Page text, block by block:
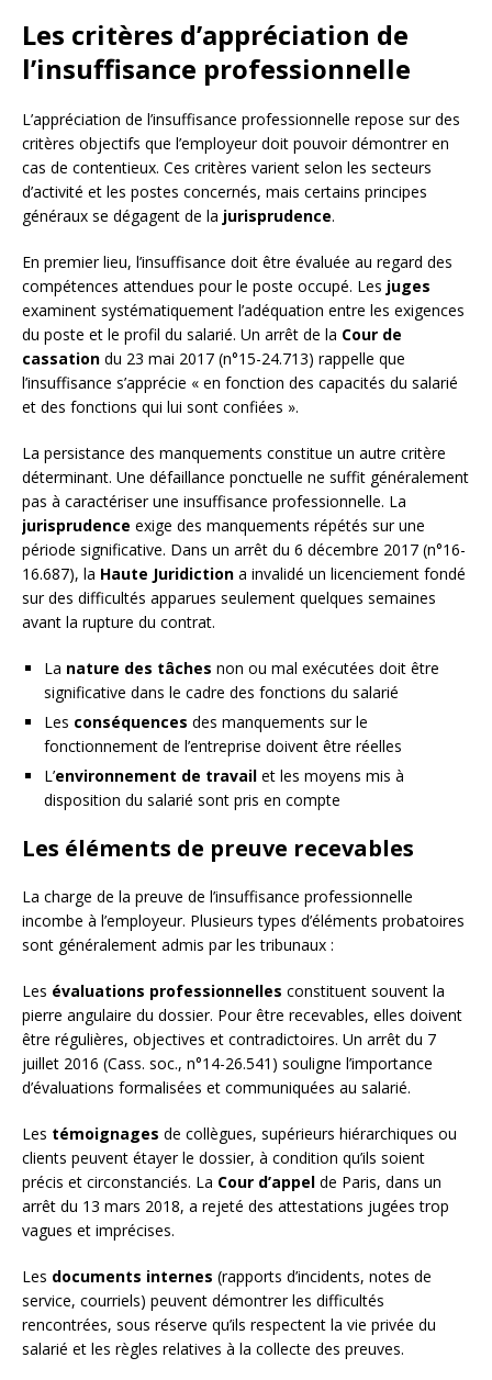
Les critères d’appréciation de
l’insuffisance professionnelle
L’appréciation de l’insuffisance professionnelle repose sur des
critères objectifs que l’employeur doit pouvoir démontrer en
cas de contentieux. Ces critères varient selon les secteurs
d’activité et les postes concernés, mais certains principes
généraux se dégagent de la jurisprudence.
En premier lieu, l’insuffisance doit être évaluée au regard des
compétences attendues pour le poste occupé. Les juges
examinent systématiquement l’adéquation entre les exigences
du poste et le profil du salarié. Un arrêt de la Cour de
cassation du 23 mai 2017 (n°15-24.713) rappelle que
l’insuffisance s’apprécie « en fonction des capacités du salarié
et des fonctions qui lui sont confiées ».
La persistance des manquements constitue un autre critère
déterminant. Une défaillance ponctuelle ne suffit généralement
pas à caractériser une insuffisance professionnelle. La
jurisprudence exige des manquements répétés sur une
période significative. Dans un arrêt du 6 décembre 2017 (n°16-
16.687), la Haute Juridiction a invalidé un licenciement fondé
sur des difficultés apparues seulement quelques semaines
avant la rupture du contrat.
La nature des tâches non ou mal exécutées doit être
significative dans le cadre des fonctions du salarié
Les conséquences des manquements sur le
fonctionnement de l’entreprise doivent être réelles
L’environnement de travail et les moyens mis à
disposition du salarié sont pris en compte
Les éléments de preuve recevables
La charge de la preuve de l’insuffisance professionnelle
incombe à l’employeur. Plusieurs types d’éléments probatoires
sont généralement admis par les tribunaux :
Les évaluations professionnelles constituent souvent la
pierre angulaire du dossier. Pour être recevables, elles doivent
être régulières, objectives et contradictoires. Un arrêt du 7
juillet 2016 (Cass. soc., n°14-26.541) souligne l’importance
d’évaluations formalisées et communiquées au salarié.
Les témoignages de collègues, supérieurs hiérarchiques ou
clients peuvent étayer le dossier, à condition qu’ils soient
précis et circonstanciés. La Cour d’appel de Paris, dans un
arrêt du 13 mars 2018, a rejeté des attestations jugées trop
vagues et imprécises.
Les documents internes (rapports d’incidents, notes de
service, courriels) peuvent démontrer les difficultés
rencontrées, sous réserve qu’ils respectent la vie privée du
salarié et les règles relatives à la collecte des preuves.